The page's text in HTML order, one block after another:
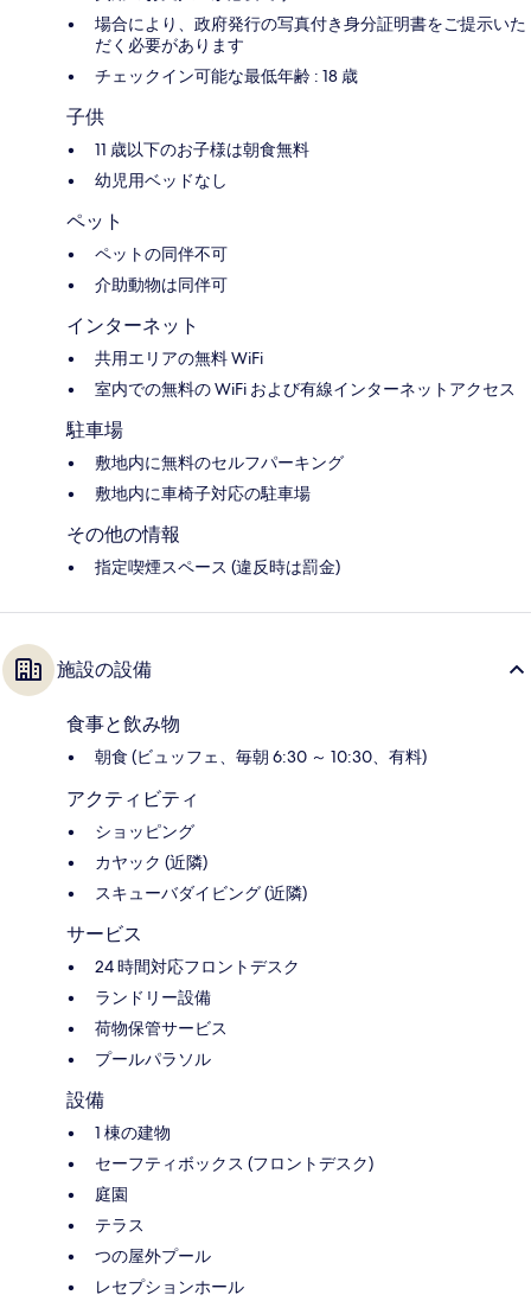
場合により、政府発行の写真付き身分証明書をご提示いた
だく必要があります
チェックイン可能な最低年齢 : 18 歳
子供
11 歳以下のお子様は朝食無料
幼児用ベッドなし
ペット
ペットの同伴不可
介助動物は同伴可
インターネット
共用エリアの無料 WiFi
室内での無料の WiFi および有線インターネットアクセス
駐車場
敷地内に無料のセルフパーキング
敷地内に車椅子対応の駐車場
その他の情報
指定喫煙スペース (違反時は罰金)
施設の設備
食事と飲み物
朝食 (ビュッフェ、毎朝 6:30 ～ 10:30、有料)
アクティビティ
ショッピング
カヤック (近隣)
スキューバダイビング (近隣)
サービス
24 時間対応フロントデスク
ランドリー設備
荷物保管サービス
プールパラソル
設備
1 棟の建物
セーフティボックス (フロントデスク)
庭園
テラス
つの屋外プール
レセプションホール